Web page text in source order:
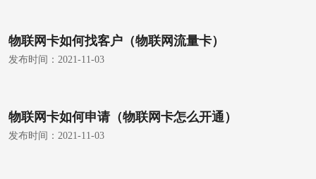
物联网卡如何找客户（物联网流量卡）
发布时间： 2021-11-03
物联网卡如何申请（物联网卡怎么开通）
发布时间： 2021-11-03